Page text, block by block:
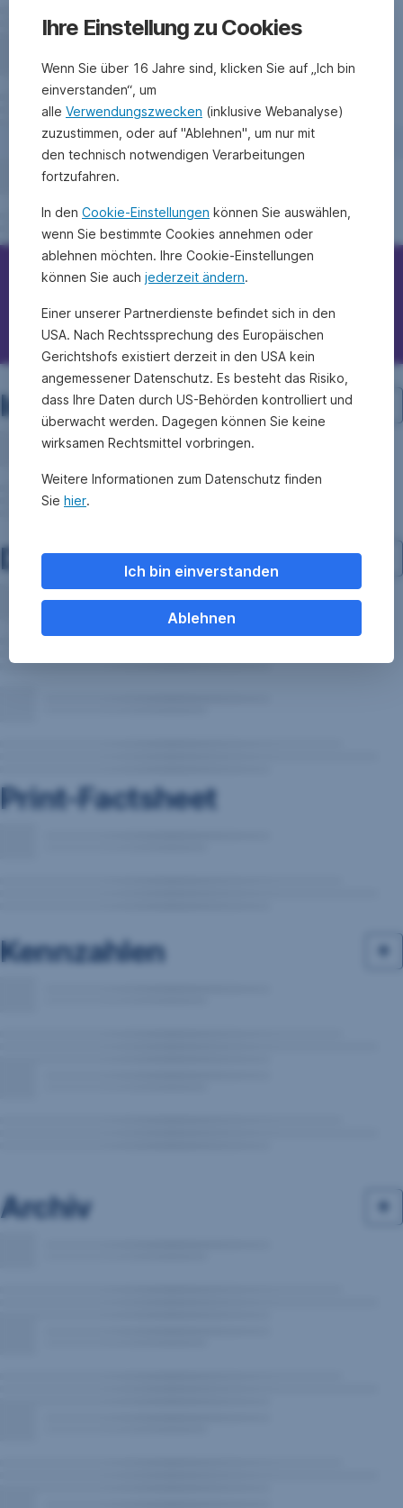
Erste Bank/Sparkassen kontaktieren
Fragen, Ideen, Anregungen?
Investment-Struktur
Dokumente
Print-Factsheet
Kennzahlen
Archiv
Ihre Einstellung zu Cookies
Wenn Sie über 16 Jahre sind, klicken Sie auf „Ich bin
einverstanden“, um
alle Verwendungszwecken (inklusive Webanalyse)
zuzustimmen, oder auf "Ablehnen", um nur mit
den technisch notwendigen Verarbeitungen
fortzufahren.
In den Cookie-Einstellungen können Sie auswählen,
wenn Sie bestimmte Cookies annehmen oder
ablehnen möchten. Ihre Cookie-Einstellungen
können Sie auch jederzeit ändern.
Einer unserer Partnerdienste befindet sich in den
USA. Nach Rechtssprechung des Europäischen
Gerichtshofs existiert derzeit in den USA kein
angemessener Datenschutz. Es besteht das Risiko,
dass Ihre Daten durch US-Behörden kontrolliert und
überwacht werden. Dagegen können Sie keine
wirksamen Rechtsmittel vorbringen.
Weitere Informationen zum Datenschutz finden
Sie hier.
Ich bin einverstanden
Ablehnen